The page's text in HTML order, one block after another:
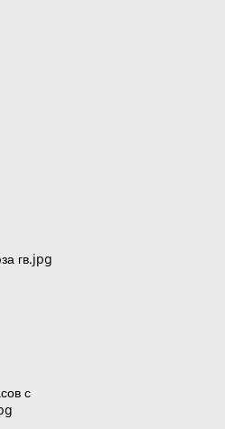
гв.jpg
с